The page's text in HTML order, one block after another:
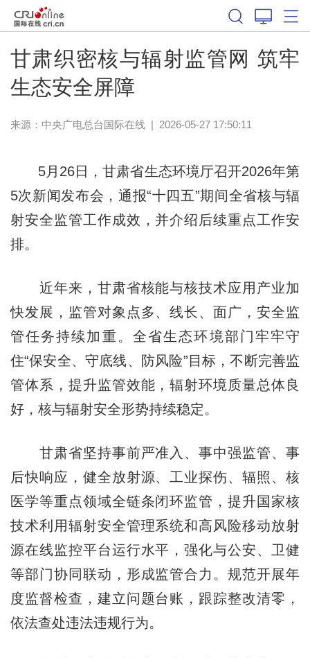
甘肃织密核与辐射监管网 筑牢
生态安全屏障
来源：中央广电总台国际在线| 2026-05-27 17:50:11
5月26日，甘肃省生态环境厅召开2026年第
5次新闻发布会，通报“十四五”期间全省核与辐
射安全监管工作成效，并介绍后续重点工作安
排。
近年来，甘肃省核能与核技术应用产业加
快发展，监管对象点多、线长、面广，安全监
管任务持续加重。全省生态环境部门牢牢守
住“保安全、守底线、防风险”目标，不断完善监
管体系，提升监管效能，辐射环境质量总体良
好，核与辐射安全形势持续稳定。
甘肃省坚持事前严准入、事中强监管、事
后快响应，健全放射源、工业探伤、辐照、核
医学等重点领域全链条闭环监管，提升国家核
技术利用辐射安全管理系统和高风险移动放射
源在线监控平台运行水平，强化与公安、卫健
等部门协同联动，形成监管合力。规范开展年
度监督检查，建立问题台账，跟踪整改清零，
依法查处违法违规行为。